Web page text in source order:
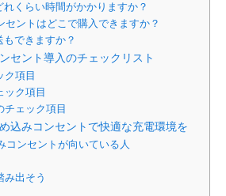
くらい時間がかかりますか？
セントはどこで購入できますか？
できますか？
セント導入のチェックリスト
ク項目
ック項目
チェック項目
込みコンセントで快適な充電環境を
コンセントが向いている人
み出そう